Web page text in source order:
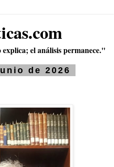
el análisis permanece."
de 2026